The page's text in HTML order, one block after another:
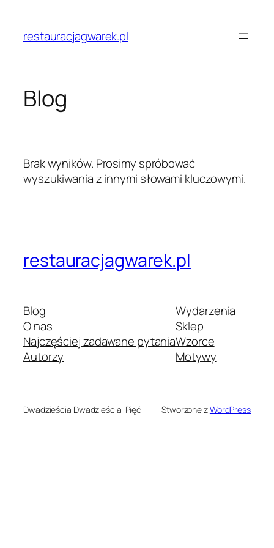
restauracjagwarek.pl
Blog
Brak wyników. Prosimy spróbować
wyszukiwania z innymi słowami kluczowymi.
restauracjagwarek.pl
Blog
O nas
Najczęściej zadawane pytania
Autorzy
Wydarzenia
Sklep
Wzorce
Motywy
Dwadzieścia Dwadzieścia-Pięć Stworzone zWordPress